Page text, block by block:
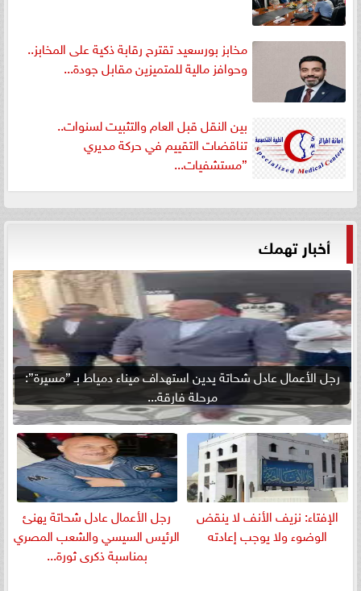
مخابز بورسعيد تقترح رقابة ذكية على المخابز..
وحوافز مالية للمتميزين مقابل جودة...
بين النقل قبل العام والتثبيت لسنوات..
تناقضات التقييم في حركة مديري
”مستشفيات...
أخبار تهمك
رجل الأعمال عادل شحاتة يدين استهداف ميناء دمياط بـ ”مسيرة”:
مرحلة فارقة...
الإفتاء: نزيف الأنف لا ينقض
الوضوء ولا يوجب إعادته
رجل الأعمال عادل شحاتة يهنئ
الرئيس السيسي والشعب المصري
بمناسبة ذكرى ثورة...